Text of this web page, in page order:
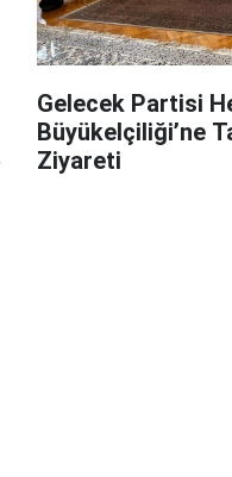
Gelecek Partisi
Büyükelçiliği’ne
Ziyareti